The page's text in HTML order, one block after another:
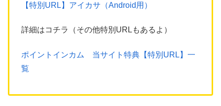
【特別URL】アイカサ（Android用）
詳細はコチラ（その他特別URLもあるよ）
ポイントインカム 当サイト特典【特別URL】一
覧